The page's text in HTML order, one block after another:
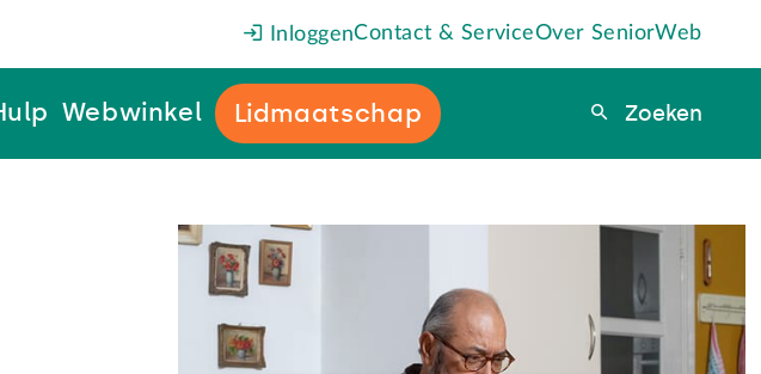
InloggenContact & ServiceOver SeniorWeb
Webwinkel Lidmaatschap Zoeken
Zoeken